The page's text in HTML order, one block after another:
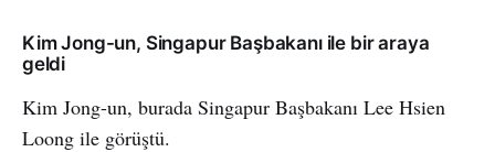
Kim Jong-un, Singapur Başbakanı ile bir araya
geldi
Kim Jong-un, burada Singapur Başbakanı Lee Hsien
Loong ile görüştü.